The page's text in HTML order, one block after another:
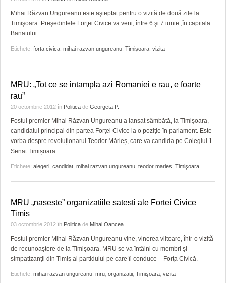
Mihai Răzvan Ungureanu este aşteptat pentru o vizită de două zile la
Timişoara. Preşedintele Forţei Civice va veni, între 6 şi 7 iunie ,în capitala
Banatului.
Etichete: forta civica, mihai razvan ungureanu, Timişoara, vizita
MRU: „Tot ce se intampla azi Romaniei e rau, e foarte
rau”
20 octombrie 2012 în Politica de Georgeta P.
Fostul premier Mihai Răzvan Ungureanu a lansat sâmbătă, la Timișoara,
candidatul principal din partea Forței Civice la o poziție în parlament. Este
vorba despre revoluționarul Teodor Mărieș, care va candida pe Colegiul 1
Senat Timișoara.
Etichete: alegeri, candidat, mihai razvan ungureanu, teodor maries, Timişoara
MRU „naseste” organizatiile satesti ale Fortei Civice
Timis
03 octombrie 2012 în Politica de Mihai Oancea
Fostul premier Mihai Răzvan Ungureanu vine, vinerea viitoare, într-o vizită
de recunoaştere de la Timişoara. MRU se va întâlni cu membri şi
simpatizanţii din Timiş ai partidului pe care îl conduce – Forţa Civică.
Etichete: mihai razvan ungureanu, mru, organizatii, Timişoara, vizita